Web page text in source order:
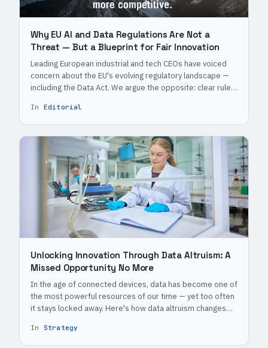
Why EU AI and Data Regulations Are Not a
Threat — But a Blueprint for Fair Innovation
Leading European industrial and tech CEOs have voiced
concern about the EU's evolving regulatory landscape —
including the Data Act. We argue the opposite: clear rules
competitive.
In Editorial
Unlocking Innovation Through Data Altruism: A
Missed Opportunity No More
In the age of connected devices, data has become one of
the most powerful resources of our time — yet too often
it stays locked away. Here's how data altruism changes
In Strategy